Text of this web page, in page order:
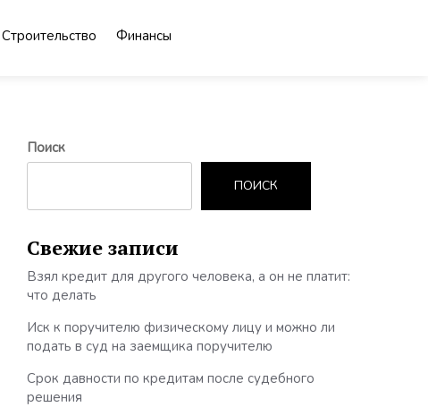
Строительство Финансы
Поиск
ПОИСК
Свежие записи
Взял кредит для другого человека, а он не платит:
что делать
Иск к поручителю физическому лицу и можно ли
подать в суд на заемщика поручителю
Срок давности по кредитам после судебного
решения